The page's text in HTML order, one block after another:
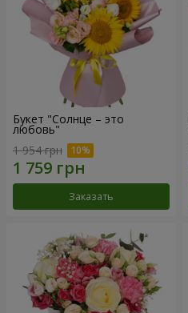
Букет "Солнце – это
любовь"
1 954 грн
Заказать